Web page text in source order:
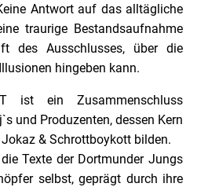
Antwort auf das alltägliche
traurige Bestandsaufnahme
des Ausschlusses, über die
hingeben kann.
ist ein Zusammenschluss
und Produzenten, dessen Kern
& Schrottboykott bilden.
Texte der Dortmunder Jungs
selbst, geprägt durch ihre